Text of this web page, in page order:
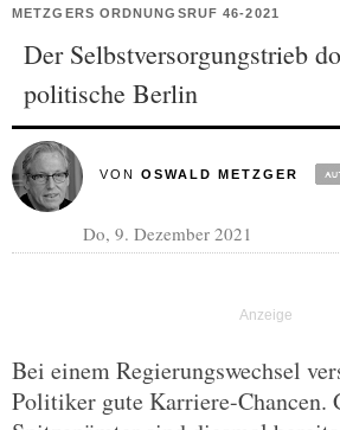
METZGERS ORDNUNGSRUF 46-2021
Der Selbstversorgungstrieb
politische Berlin
VON OSWALD METZGER
Do, 9. Dezember 2021
Bei einem Regierungswechsel
Politiker gute Karriere-Chancen.